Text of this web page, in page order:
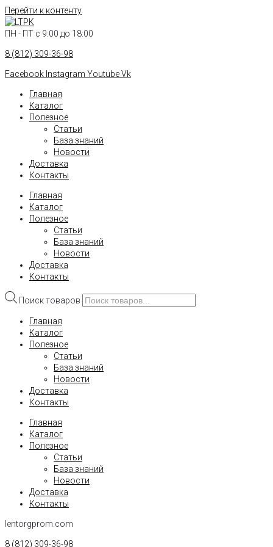
Перейти к контенту
ПН - ПТ с 9:00 до 18:00
8 (812) 309-36-98
Facebook Instagram YoutubeVk
Главная
Каталог
Полезное
Статьи
База знаний
Новости
Доставка
Контакты
Главная
Каталог
Полезное
Статьи
База знаний
Новости
Доставка
Контакты
Поиск товаров
Главная
Каталог
Полезное
Статьи
База знаний
Новости
Доставка
Контакты
Главная
Каталог
Полезное
Статьи
База знаний
Новости
Доставка
Контакты
lentorgprom.com
8 (812) 309-36-98